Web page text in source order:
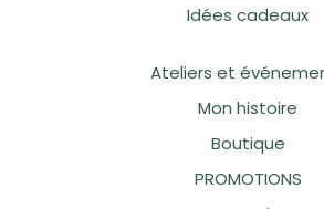
Idées cadeaux
Ateliers et
Mon histoire
Boutique
PROMOTIONS